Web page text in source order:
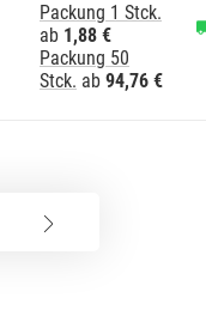
Packung 1 Stck.
ab 1,88 €
Packung 50
Stck. ab 94,76 €